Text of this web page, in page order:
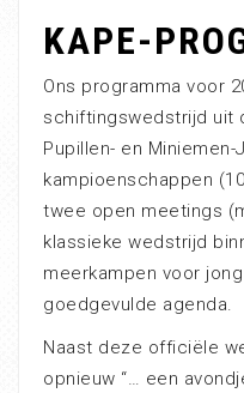
KAPE-
Ons programma voor
schiftingswedstrijd uit
Pupillen- en
kampioenschappen
twee open meetings
klassieke wedstrijd
meerkampen voor
goedgevulde agenda.
Naast deze officiële
opnieuw “… een